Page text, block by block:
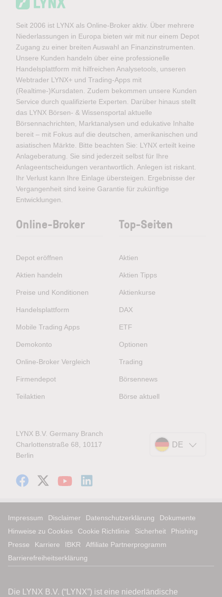
Seit 2006 ist LYNX als Online-Broker aktiv. Über mehrere
Niederlassungen in Europa bieten wir mit nur einem Depot
Zugang zu einer breiten Auswahl an Finanzinstrumenten.
Unsere Kunden handeln über eine professionelle
Handelsplattform mit hilfreichen Analysetools, unseren
Webtrader LYNX+ und Trading-Apps mit
(Realtime-)Kursdaten. Zudem bekommen unsere Kunden
Service durch qualifizierte Experten. Darüber hinaus stellt
das LYNX Börsen- & Wissensportal aktuelle
Börsennachrichten, Marktanalysen und edukative Inhalte
bereit – mit Fokus auf die deutschen, amerikanischen und
asiatischen Märkte. Bitte beachten Sie: LYNX erteilt keine
Anlageberatung. Sie sind jederzeit selbst für Ihre
Anlageentscheidungen verantwortlich. Anlegen ist riskant.
Ihr Verlust kann Ihre Einlage übersteigen. Ergebnisse der
Vergangenheit sind keine Garantie für zukünftige
Entwicklungen.
Online-Broker
Depot eröffnen
Aktien handeln
Preise und Konditionen
Handelsplattform
Mobile Trading Apps
Demokonto
Online-Broker Vergleich
Firmendepot
Teilaktien
Top-Seiten
Aktien
Aktien Tipps
Aktienkurse
DAX
ETF
Optionen
Trading
Börsennews
Börse aktuell
LYNX B.V. Germany Branch
Charlottenstraße 68, 10117
Berlin
DE
Impressum Disclaimer Datenschutzerklärung
Dokumente
Hinweise zu Cookies
Cookie Richtlinie Sicherheit
Phishing
Presse
Karriere IBKR
Affiliate Partnerprogramm
Barrierefreiheitserklärung